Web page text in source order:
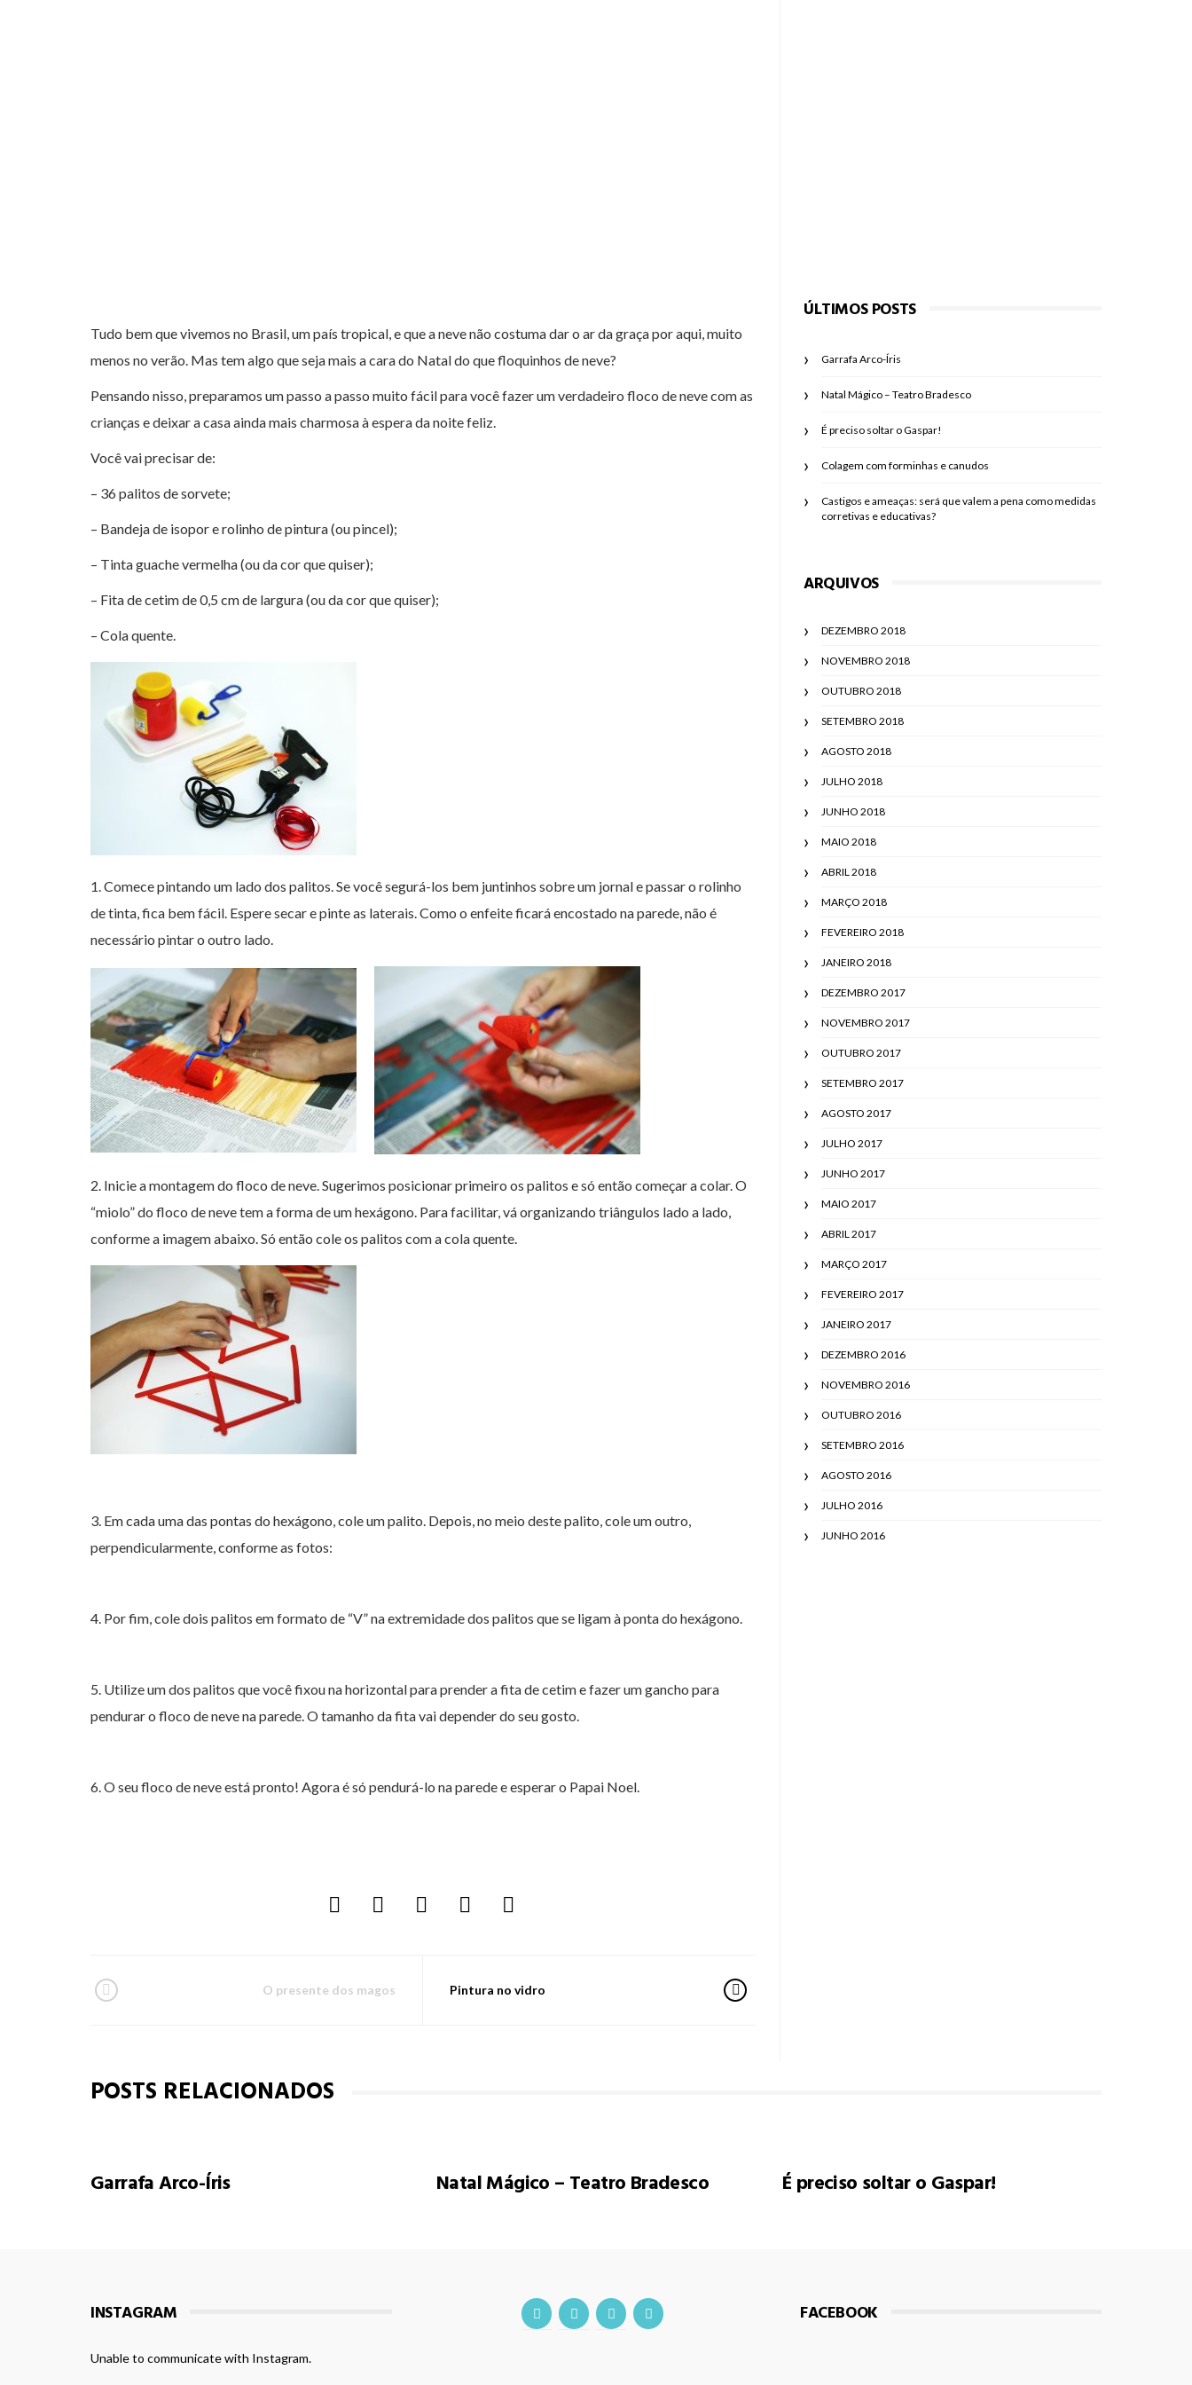
Tudo bem que vivemos no Brasil, um país tropical, e que a neve não costuma dar o ar da graça por aqui, muito
menos no verão. Mas tem algo que seja mais a cara do Natal do que floquinhos de neve?
Pensando nisso, preparamos um passo a passo muito fácil para você fazer um verdadeiro floco de neve com as
crianças e deixar a casa ainda mais charmosa à espera da noite feliz.
Você vai precisar de:
– 36 palitos de sorvete;
– Bandeja de isopor e rolinho de pintura (ou pincel);
– Tinta guache vermelha (ou da cor que quiser);
– Fita de cetim de 0,5 cm de largura (ou da cor que quiser);
– Cola quente.
1. Comece pintando um lado dos palitos. Se você segurá-los bem juntinhos sobre um jornal e passar o rolinho
de tinta, fica bem fácil. Espere secar e pinte as laterais. Como o enfeite ficará encostado na parede, não é
necessário pintar o outro lado.
2. Inicie a montagem do floco de neve. Sugerimos posicionar primeiro os palitos e só então começar a colar. O
“miolo” do floco de neve tem a forma de um hexágono. Para facilitar, vá organizando triângulos lado a lado,
conforme a imagem abaixo. Só então cole os palitos com a cola quente.
3. Em cada uma das pontas do hexágono, cole um palito. Depois, no meio deste palito, cole um outro,
perpendicularmente, conforme as fotos:
4. Por fim, cole dois palitos em formato de “V” na extremidade dos palitos que se ligam à ponta do hexágono.
5. Utilize um dos palitos que você fixou na horizontal para prender a fita de cetim e fazer um gancho para
pendurar o floco de neve na parede. O tamanho da fita vai depender do seu gosto.
6. O seu floco de neve está pronto! Agora é só pendurá-lo na parede e esperar o Papai Noel.
O presente dos magos Pintura no vidro
ÚLTIMOS POSTS
Garrafa Arco-Íris
Natal Mágico – Teatro Bradesco
É preciso soltar o Gaspar!
Colagem com forminhas e canudos
Castigos e ameaças: será que valem a pena como medidas
corretivas e educativas?
ARQUIVOS
DEZEMBRO 2018
NOVEMBRO 2018
OUTUBRO 2018
SETEMBRO 2018
AGOSTO 2018
JULHO 2018
JUNHO 2018
MAIO 2018
ABRIL 2018
MARÇO 2018
FEVEREIRO 2018
JANEIRO 2018
DEZEMBRO 2017
NOVEMBRO 2017
OUTUBRO 2017
SETEMBRO 2017
AGOSTO 2017
JULHO 2017
JUNHO 2017
MAIO 2017
ABRIL 2017
MARÇO 2017
FEVEREIRO 2017
JANEIRO 2017
DEZEMBRO 2016
NOVEMBRO 2016
OUTUBRO 2016
SETEMBRO 2016
AGOSTO 2016
JULHO 2016
JUNHO 2016
POSTS RELACIONADOS
Garrafa Arco-Íris Natal Mágico – Teatro Bradesco É preciso soltar o Gaspar!
INSTAGRAM
Unable to communicate with Instagram.
FACEBOOK